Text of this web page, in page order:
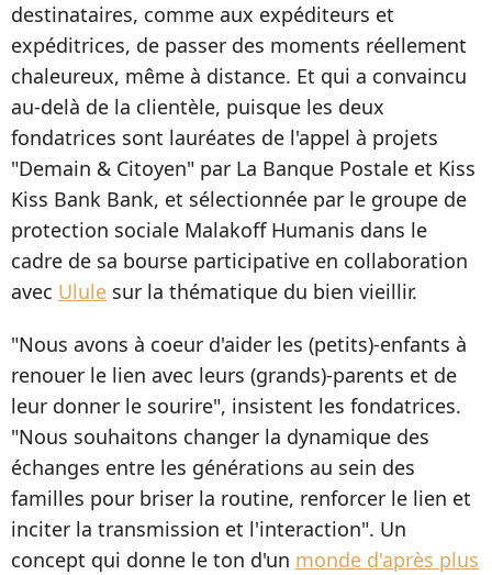
destinataires, comme aux expéditeurs et
expéditrices, de passer des moments réellement
chaleureux, même à distance. Et qui a convaincu
au-delà de la clientèle, puisque les deux
fondatrices sont lauréates de l'appel à projets
"Demain & Citoyen" par La Banque Postale et Kiss
Kiss Bank Bank, et sélectionnée par le groupe de
protection sociale Malakoff Humanis dans le
cadre de sa bourse participative en collaboration
avec Ulule sur la thématique du bien vieillir.
"Nous avons à coeur d'aider les (petits)-enfants à
renouer le lien avec leurs (grands)-parents et de
leur donner le sourire", insistent les fondatrices.
"Nous souhaitons changer la dynamique des
échanges entre les générations au sein des
familles pour briser la routine, renforcer le lien et
inciter la transmission et l'interaction". Un
concept qui donne le ton d'un monde d'après plus